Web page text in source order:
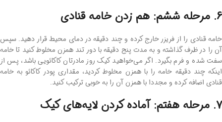
6. مرحله ششم: هم زدن خامه قنادی
خامه قنادی را از فریزر خارج کرده و چند دقیقه در دمای محیط قرار دهید. سپس
آن را در ظرف گذاشته و به مدت پنج دقیقه با دور تند همزن مخلوط کنید تا خامه
سفت شده و فرم بگیرد. اگر می‌خواهید کیک روز مادرتان کاکائویی باشد، پس از
اینکه چند دقیقه خامه را با همزن مخلوط کردید، مقداری پودر کاکائو به خامه
قنادی اضافه کرده و مجددا با همزن آن را به‌ خوبی ترکیب کنید.
7. مرحله هفتم: آماده کردن لایه‌های کیک